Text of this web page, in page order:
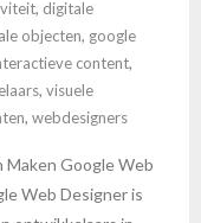
, digitale
objecten, google
content,
, visuele
, webdesigners
Google Web
Web Designer is